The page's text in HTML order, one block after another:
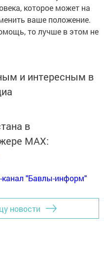
которое может на
ваше положение.
то лучше в этом не
и интересным в
в
MАХ:
канал "Бавлы-информ"
новости